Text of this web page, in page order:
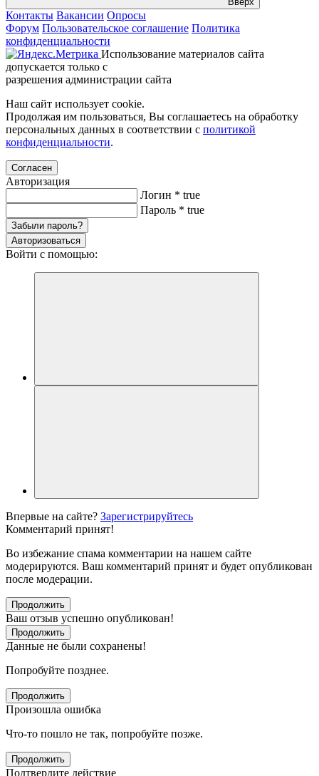
Контакты Вакансии Опросы
Форум Пользовательское соглашение Политика
конфиденциальности
Использование материалов сайта
допускается только с
разрешения администрации сайта
Наш сайт использует cookie.
Продолжая им пользоваться, Вы соглашаетесь на обработку
персональных данных в соответствии с политикой
конфиденциальности.
Согласен
Авторизация
Логин * true
Пароль * true
Забыли пароль?
Авторизоваться
Войти с помощью:
Впервые на сайте? Зарегистрируйтесь
Комментарий принят!
Во избежание спама комментарии на нашем сайте
модерируются. Ваш комментарий принят и будет опубликован
после модерации.
Продолжить
Ваш отзыв успешно опубликован!
Продолжить
Данные не были сохранены!
Попробуйте позднее.
Продолжить
Произошла ошибка
Что-то пошло не так, попробуйте позже.
Продолжить
Подтвердите действие